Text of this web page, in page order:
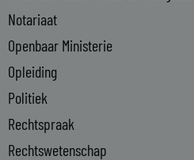
Notariaat
Openbaar Ministerie
Opleiding
Politiek
Rechtspraak
Rechtswetenschap